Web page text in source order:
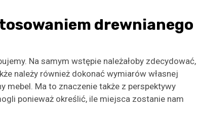
drewnianego
Na samym wstępie należałoby zdecydować,
należy również dokonać wymiarów własnej
mebel. Ma to znaczenie także z perspektywy
ponieważ określić, ile miejsca zostanie nam